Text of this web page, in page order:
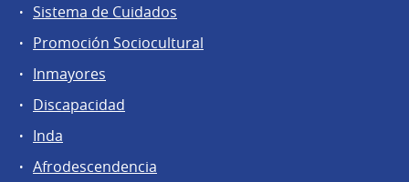
Sistema de Cuidados
Promoción Sociocultural
Inmayores
Discapacidad
Inda
Afrodescendencia